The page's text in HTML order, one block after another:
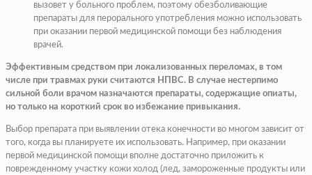
вызовет у больного проблем, поэтому обезболивающие
препараты для перорального употребления можно использовать
при оказании первой медицинской помощи без наблюдения
врачей.
Эффективным средством при локализованных переломах, в том
числе при травмах руки считаются НПВС. В случае нестерпимо
сильной боли врачом назначаются препараты, содержащие опиаты,
но только на короткий срок во избежание привыкания.
Выбор препарата при выявлении отека конечности во многом зависит от
того, когда вы планируете их использовать. Например, при оказании
первой медицинской помощи вполне достаточно приложить к
поврежденному участку кожи холод (лед, замороженные продукты или